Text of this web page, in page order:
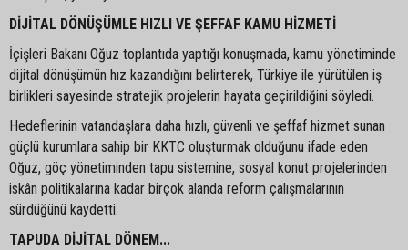
DİJİTAL DÖNÜŞÜMLE HIZLI VE ŞEFFAF KAMU HİZMETİ
İçişleri Bakanı Oğuz toplantıda yaptığı konuşmada, kamu yönetiminde
dijital dönüşümün hız kazandığını belirterek, Türkiye ile yürütülen iş
birlikleri sayesinde stratejik projelerin hayata geçirildiğini söyledi.
Hedeflerinin vatandaşlara daha hızlı, güvenli ve şeffaf hizmet sunan
güçlü kurumlara sahip bir KKTC oluşturmak olduğunu ifade eden
Oğuz, göç yönetiminden tapu sistemine, sosyal konut projelerinden
iskân politikalarına kadar birçok alanda reform çalışmalarının
sürdüğünü kaydetti.
TAPUDA DİJİTAL DÖNEM...